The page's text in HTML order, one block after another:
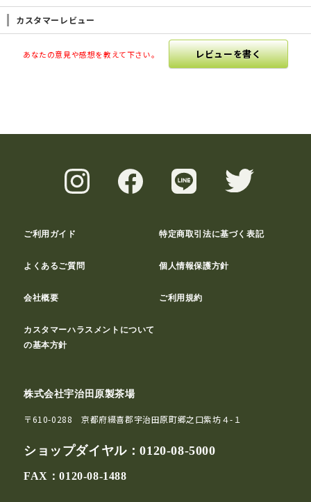
カスタマーレビュー
あなたの意見や感想を教えて下さい。 レビューを書く
ご利用ガイド 特定商取引法に基づく表記
よくあるご質問 個人情報保護方針
会社概要 ご利用規約
カスタマーハラスメントについて
の基本方針
株式会社宇治田原製茶場
〒610-0288 京都府綴喜郡宇治田原町郷之口紫坊４-１
ショップダイヤル：0120-08-5000
FAX：0120-08-1488